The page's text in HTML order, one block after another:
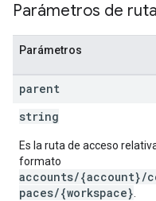
Parámetros de ruta
Parámetros
parent
string
Es la ruta de acceso
formato
accounts/{account}/
paces/{workspace}